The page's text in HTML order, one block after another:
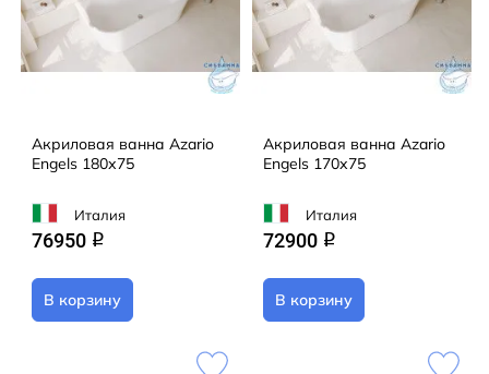
Акриловая ванна Azario
Engels 180х75
Италия
76950 q
В корзину
Акриловая ванна Azario
Engels 170х75
Италия
72900 q
В корзину